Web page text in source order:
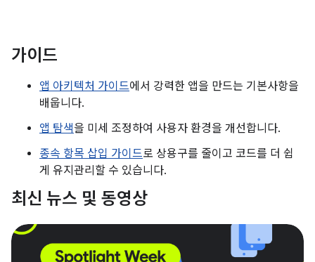
가이드
앱 아키텍처 가이드에서 강력한 앱을 만드는 기본사항을
배웁니다.
앱 탐색을 미세 조정하여 사용자 환경을 개선합니다.
종속 항목 삽입 가이드로 상용구를 줄이고 코드를 더 쉽
게 유지관리할 수 있습니다.
최신 뉴스 및 동영상